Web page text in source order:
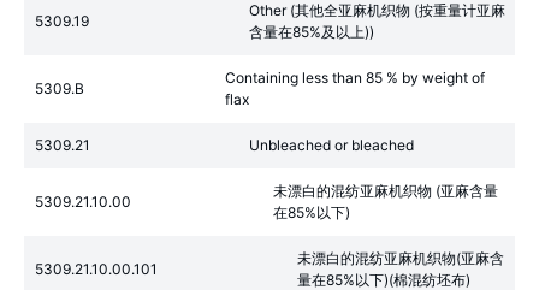
5309.19
Other (其他全亚麻机织物 (按重量计亚麻
含量在85%及以上))
5309.B
Containing less than 85 % by weight of
flax
5309.21 Unbleached or bleached
5309.21.10.00
未漂白的混纺亚麻机织物 (亚麻含量
在85%以下)
5309.21.10.00.101
未漂白的混纺亚麻机织物(亚麻含
量在85%以下)(棉混纺坯布)